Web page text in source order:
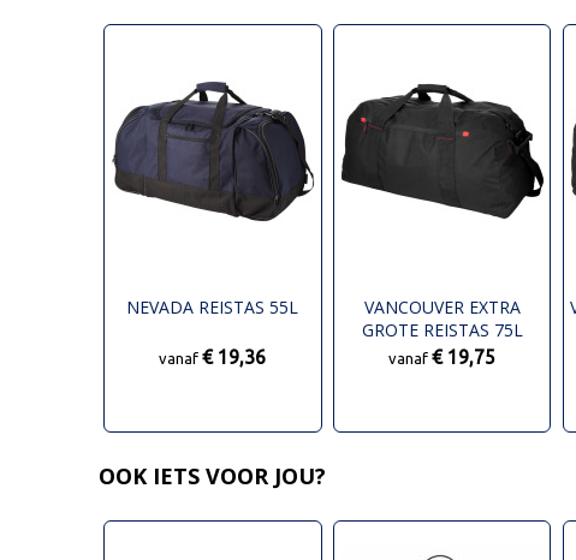
NEVADA REISTAS 55L
vanaf€ 19,36
VANCOUVER EXTRA
GROTE REISTAS 75L
vanaf€ 19,75
OOK IETS VOOR JOU?